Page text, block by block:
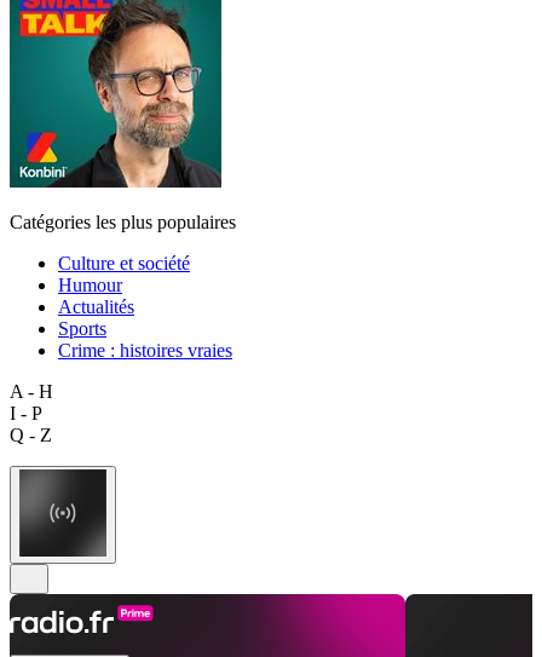
Catégories les plus populaires
Culture et société
Humour
Actualités
Sports
Crime : histoires vraies
A - H
I - P
Q - Z